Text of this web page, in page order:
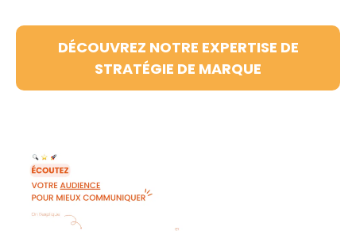
DÉCOUVREZ NOTRE EXPERTISE DE
STRATÉGIE DE MARQUE